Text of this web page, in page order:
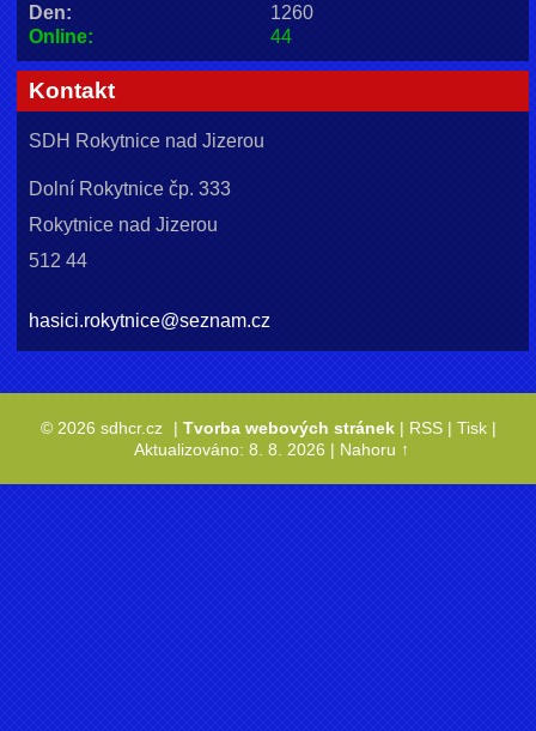
Online: 44
Den:
1260
Kontakt
SDH Rokytnice nad Jizerou
Dolní Rokytnice čp. 333
Rokytnice nad Jizerou
512 44
hasici.rokytnice@seznam.cz
© 2026 sdhcr.cz | Tvorba webových stránek| RSS| Tisk|
Aktualizováno: 8. 8. 2026 | Nahoru ↑